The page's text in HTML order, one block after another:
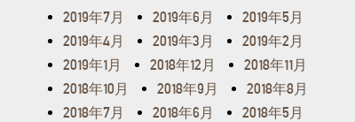
2019年7月
2019年6月
2019年5月
2019年4月
2019年3月
2019年2月
2019年1月
2018年12月
2018年11月
2018年10月
2018年9月
2018年8月
2018年7月
2018年6月
2018年5月